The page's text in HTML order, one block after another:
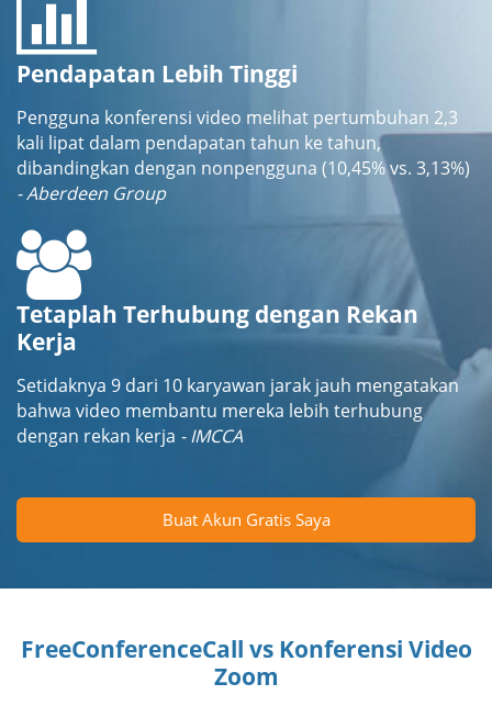
Pendapatan Lebih Tinggi
Pengguna konferensi video melihat pertumbuhan 2,3
kali lipat dalam pendapatan tahun ke tahun,
dibandingkan dengan nonpengguna (10,45% vs. 3,13%)
- Aberdeen Group
Tetaplah Terhubung dengan Rekan
Kerja
Setidaknya 9 dari 10 karyawan jarak jauh mengatakan
bahwa video membantu mereka lebih terhubung
dengan rekan kerja - IMCCA
Buat Akun Gratis Saya
FreeConferenceCall vs Konferensi Video
Zoom